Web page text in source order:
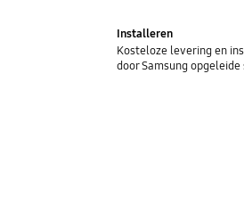
Installeren
Kosteloze levering en
door Samsung